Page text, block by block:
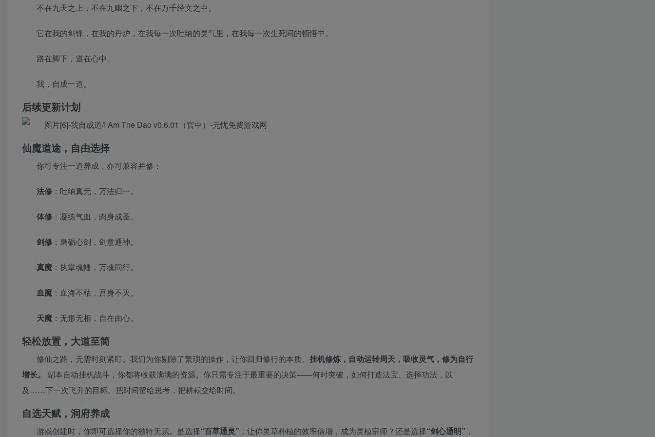
不在九天之上，不在九幽之下，不在万千经文之中。
它在我的剑锋，在我的丹炉，在我每一次吐纳的灵气里，在我每一次生死间的顿悟中。
路在脚下，道在心中。
我，自成一道。
后续更新计划
仙魔道途，自由选择
你可专注一道养成，亦可兼容并修：
法修 ：吐纳真元，万法归一。
体修 ：凝练气血，肉身成圣。
剑修 ：磨砺心剑，剑意通神。
真魔 ：执掌魂幡，万魂同行。
血魔 ：血海不枯，吾身不灭。
天魔 ：无形无相，自在由心。
轻松放置，大道至简
修仙之路，无需时刻紧盯。我们为你剔除了繁琐的操作，让你回归修行的本质。 挂机修炼，自动运转周天，吸收灵气，修为自行
增长。
副本自动挂机战斗，你都将收获满满的资源。你只需专注于最重要的决策——何时突破，如何打造法宝、选择功法，以
及……下一次飞升的目标。把时间留给思考，把耕耘交给时间。
自选天赋，洞府养成
游戏创建时，你即可选择你的独特天赋。是选择“百草通灵” ，让你灵草种植的效率倍增，成为灵植宗师？还是选择“剑心通明” ，